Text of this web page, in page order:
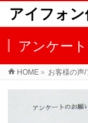
アイフォ
アンケー
HOME » お客様の声/